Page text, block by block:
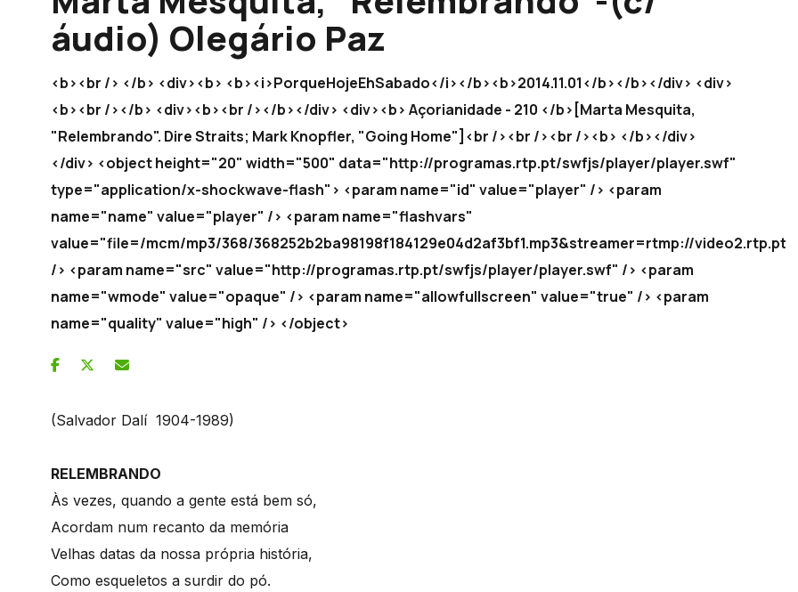
áudio) Olegário Paz
<b><br /> </b> <div><b> <b><i>PorqueHojeEhSabado</i></b><b>2014.11.01</b></b></div> <div>
<b><br /></b> <div><b><br /></b></div> <div><b> Açorianidade - 210 </b>[Marta Mesquita,
"Relembrando". Dire Straits; Mark Knopfler, "Going Home"]<br /><br /><br /><b> </b></div>
</div> <object height="20" width="500" data="http://programas.rtp.pt/swfjs/player/player.swf"
type="application/x-shockwave-flash"> <param name="id" value="player" /> <param
name="name" value="player" /> <param name="flashvars"
value="file=/mcm/mp3/368/368252b2ba98198f184129e04d2af3bf1.mp3&streamer=rtmp://
/> <param name="src" value="http://programas.rtp.pt/swfjs/player/player.swf" /> <param
name="wmode" value="opaque" /> <param name="allowfullscreen" value="true" /> <param
name="quality" value="high" /> </object>
(Salvador Dalí 1904-1989)
RELEMBRANDO
Às vezes, quando a gente está bem só,
Acordam num recanto da memória
Velhas datas da nossa própria história,
Como esqueletos a surdir do pó.